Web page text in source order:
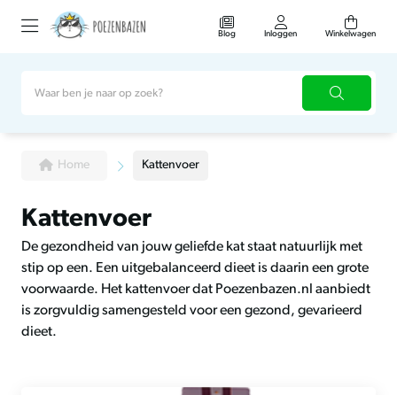
Blog Inloggen Winkelwagen
Home Kattenvoer
Kattenvoer
De gezondheid van jouw geliefde kat staat natuurlijk met
stip op een. Een uitgebalanceerd dieet is daarin een grote
voorwaarde. Het kattenvoer dat Poezenbazen.nl aanbiedt
is zorgvuldig samengesteld voor een gezond, gevarieerd
dieet.